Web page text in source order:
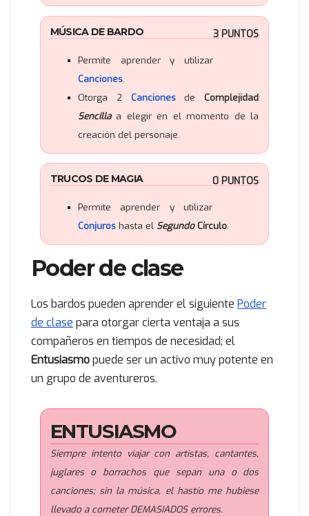
MÚSICA DE BARDO 3 PUNTOS
Permite aprender y utilizar
Canciones.
Otorga 2 Cancionesde Complejidad
Sencillaa elegir en el momento de la
creación del personaje.
TRUCOS DE MAGIA 0 PUNTOS
Permite aprender y utilizar
Conjuroshasta el SegundoCírculo.
Poder de clase
Los bardos pueden aprender el siguiente Poder
de clase para otorgar cierta ventaja a sus
compañeros en tiempos de necesidad; el
Entusiasmopuede ser un activo muy potente en
un grupo de aventureros.
ENTUSIASMO
Siempre intento viajar con artistas, cantantes,
juglares o borrachos que sepan una o dos
canciones; sin la música, el hastío me hubiese
llevado a cometer DEMASIADOS errores.